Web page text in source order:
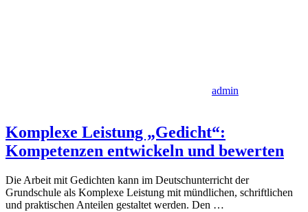
admin
Komplexe Leistung „Gedicht“:
Kompetenzen entwickeln und bewerten
Die Arbeit mit Gedichten kann im Deutschunterricht der
Grundschule als Komplexe Leistung mit mündlichen, schriftlichen
und praktischen Anteilen gestaltet werden. Den …